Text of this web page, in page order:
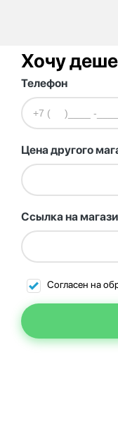
Хочу
Телефон
Цена другого
Ссылка на
Согласен на